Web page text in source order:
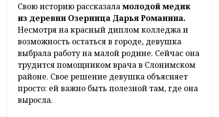
Свою историю рассказаламолодой медик
из деревни Озерница Дарья Романина.
Несмотря на красный диплом колледжа и
возможность остаться в городе, девушка
выбрала работу на малой родине. Сейчас она
трудится помощником врача в Слонимском
районе. Свое решение девушка объясняет
просто: ей важно быть полезной там, где она
выросла.